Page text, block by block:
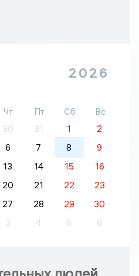
2026
Чт Пт Сб
Вс
30 31 1
2
6 7 8
9
13 14 15
16
20 21 22
23
27 28 29
30
3 4 5 6